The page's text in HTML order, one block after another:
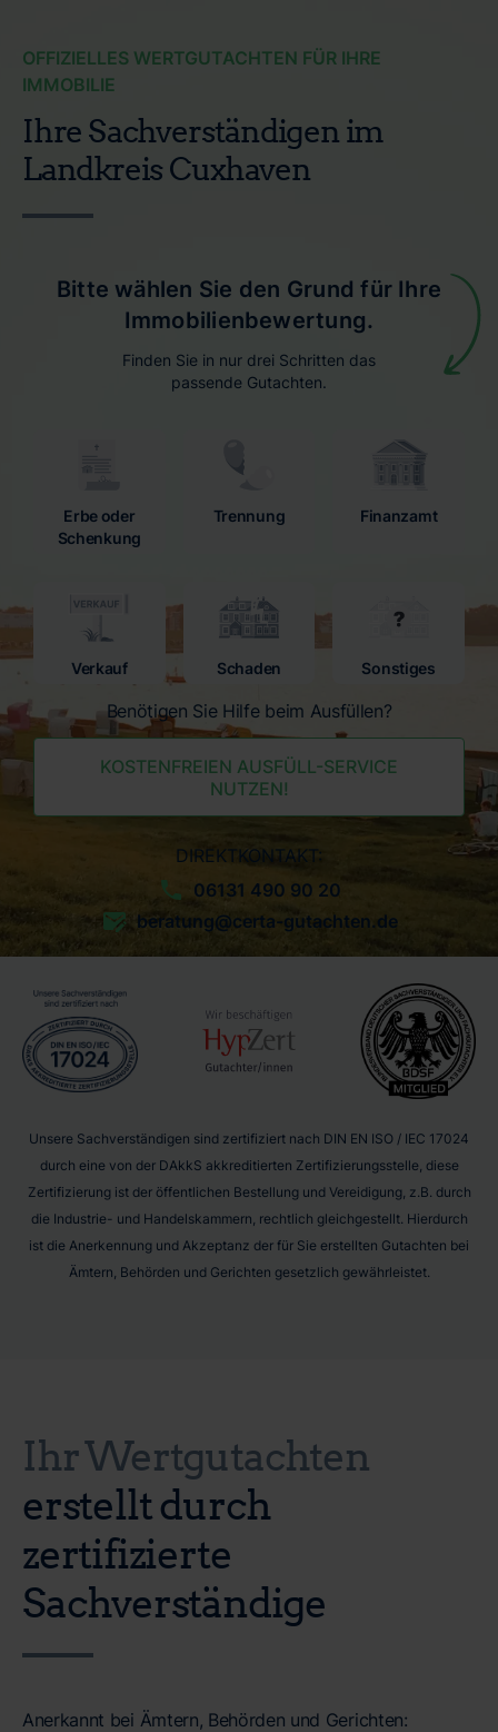
OFFIZIELLES WERTGUTACHTEN FÜR IHRE
IMMOBILIE
Ihre Sachverständigen im
Landkreis Cuxhaven
Bitte wählen Sie den Grund für Ihre
Immobilienbewertung.
Finden Sie in nur drei Schritten das
passende Gutachten.
Erbe oder
Schenkung
Trennung Finanzamt
Verkauf Schaden Sonstiges
Benötigen Sie Hilfe beim Ausfüllen?
KOSTENFREIEN AUSFÜLL-SERVICE
NUTZEN!
DIREKTKONTAKT:
06131 490 90 20
beratung@certa-gutachten.de
Unsere Sachverständigen sind zertifiziert nach DIN EN ISO / IEC 17024
durch eine von der DAkkS akkreditierten Zertifizierungsstelle, diese
Zertifizierung ist der öffentlichen Bestellung und Vereidigung, z.B. durch
die Industrie- und Handelskammern, rechtlich gleichgestellt. Hierdurch
ist die Anerkennung und Akzeptanz der für Sie erstellten Gutachten bei
Ämtern, Behörden und Gerichten gesetzlich gewährleistet.
Ihr Wertgutachten
erstellt durch
zertifizierte
Sachverständige
Anerkannt bei Ämtern, Behörden und Gerichten: